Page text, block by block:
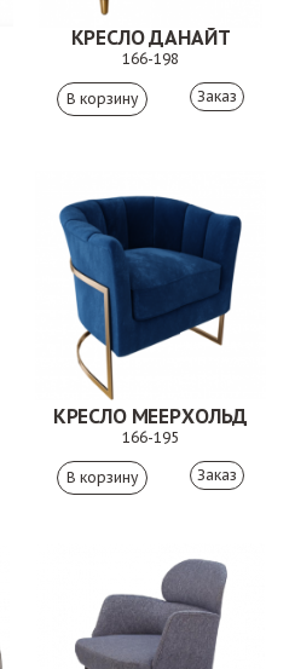
КРЕСЛО ДАНАЙТ
166-198
Заказ
КРЕСЛО МЕЕРХОЛЬД
166-195
Заказ